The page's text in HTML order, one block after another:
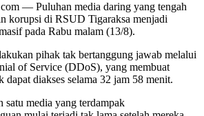
— Puluhan media daring yang tengah
korupsi di RSUD Tigaraksa menjadi
pada Rabu malam (13/8).
pihak tak bertanggung jawab melalui
of Service (DDoS), yang membuat
dapat diakses selama 32 jam 58 menit.
satu media yang terdampak